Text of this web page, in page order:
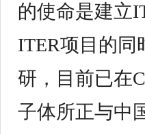
的使命是建立
ITER项目的同
研，目前已在
子体所正与中